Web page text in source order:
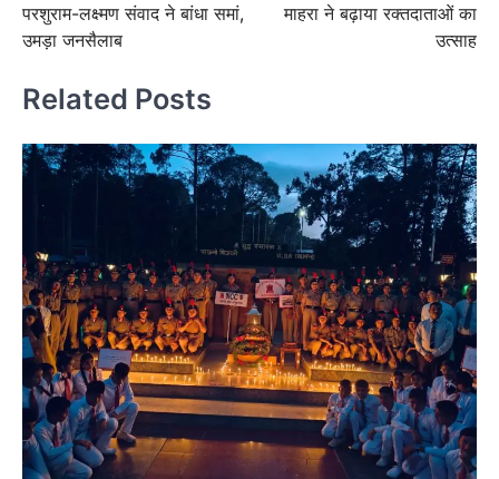
परशुराम-लक्ष्मण संवाद ने बांधा समां,
उमड़ा जनसैलाब
माहरा ने बढ़ाया रक्तदाताओं का
उत्साह
Related Posts